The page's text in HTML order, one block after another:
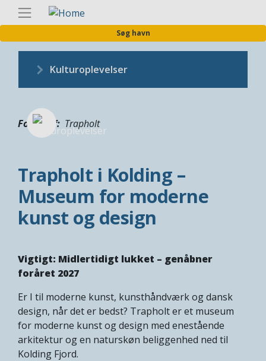
Søg havn
Kulturoplevelser
Fotograf Trapholt
Trapholt i Kolding –
Museum for moderne
kunst og design
Vigtigt: Midlertidigt lukket – genåbner
foråret 2027
Er I til moderne kunst, kunsthåndværk og dansk
design, når det er bedst? Trapholt er et museum
for moderne kunst og design med enestående
arkitektur og en naturskøn beliggenhed ned til
Kolding Fjord.